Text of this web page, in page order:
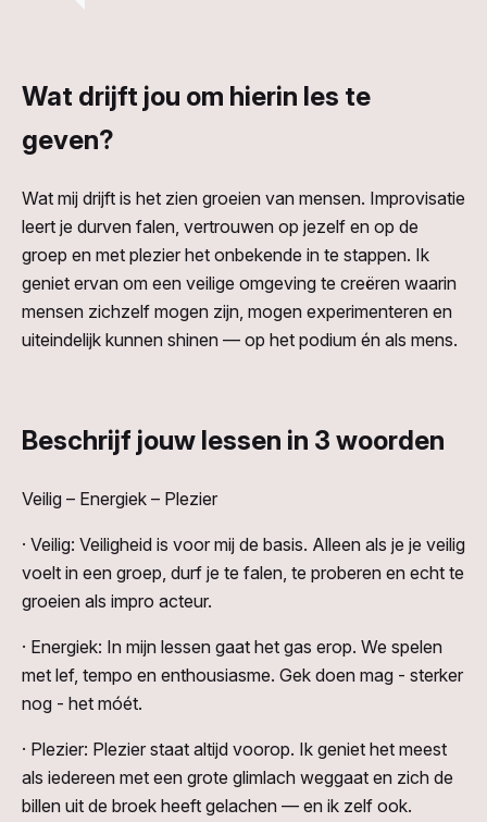
Wat drijft jou om hierin les te
geven?
Wat mij drijft is het zien groeien van mensen. Improvisatie
leert je durven falen, vertrouwen op jezelf en op de
groep en met plezier het onbekende in te stappen. Ik
geniet ervan om een veilige omgeving te creëren waarin
mensen zichzelf mogen zijn, mogen experimenteren en
uiteindelijk kunnen shinen — op het podium én als mens.
Beschrijf jouw lessen in 3 woorden
Veilig – Energiek – Plezier
· Veilig: Veiligheid is voor mij de basis. Alleen als je je veilig
voelt in een groep, durf je te falen, te proberen en echt te
groeien als impro acteur.
· Energiek: In mijn lessen gaat het gas erop. We spelen
met lef, tempo en enthousiasme. Gek doen mag - sterker
nog - het móét.
· Plezier: Plezier staat altijd voorop. Ik geniet het meest
als iedereen met een grote glimlach weggaat en zich de
billen uit de broek heeft gelachen — en ik zelf ook.